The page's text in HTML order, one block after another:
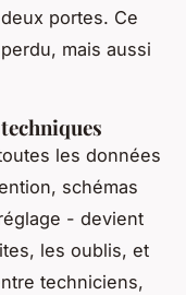
portes. Ce
mais aussi
les données
schémas
- devient
les oublis, et
techniciens,